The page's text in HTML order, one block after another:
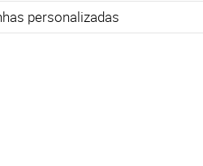
personalizadas